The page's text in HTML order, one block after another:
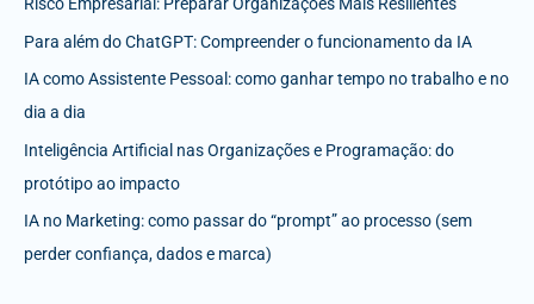
Risco Empresarial: Preparar Organizações Mais Resilientes
Para além do ChatGPT: Compreender o funcionamento da IA
IA como Assistente Pessoal: como ganhar tempo no trabalho e no
dia a dia
Inteligência Artificial nas Organizações e Programação: do
protótipo ao impacto
IA no Marketing: como passar do “prompt” ao processo (sem
perder confiança, dados e marca)